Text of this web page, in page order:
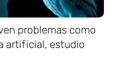
problemas como
artificial, estudio